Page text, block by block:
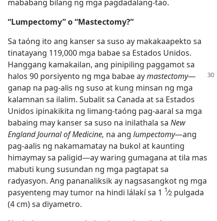
mababang bilang ng mga pagdadalang-tao.
“Lumpectomy” o “Mastectomy?”
Sa taóng ito ang kanser sa suso ay makakaapekto sa
tinatayang 119,000 mga babae sa Estados Unidos.
Hanggang kamakailan, ang pinipiling paggamot sa
halos 90 porsiyento ng mga babae aymastectomy​—
ganap na pag-alis ng suso at kung minsan ng mga
kalamnan sa ilalim. Subalit sa Canada at sa Estados
Unidos ipinakikita ng limang-taóng pag-aaral sa mga
babaing may kanser sa suso na inilathala sa New
England Journal of Medicine, na ang lumpectomy​—ang
pag-aalis ng nakamamatay na bukol at kaunting
himaymay sa paligid​—ay waring gumagana at tila mas
mabuti kung susundan ng mga pagtapat sa
radyasyon. Ang pananaliksik ay nagsasangkot ng mga
pasyenteng may tumor na hindi lálakí sa 1 1⁄2 pulgada
(4 cm) sa diyametro.